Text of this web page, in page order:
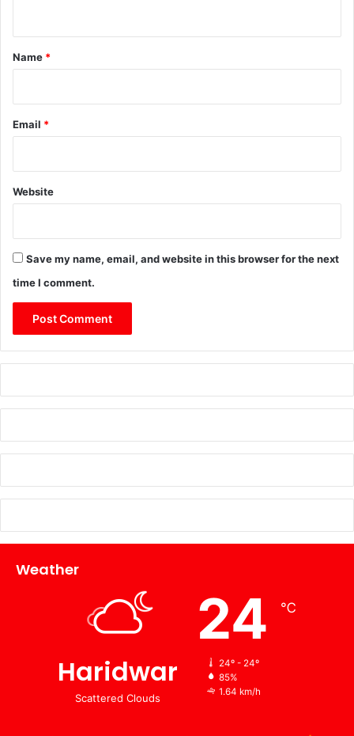
*
Name *
Email *
Website
Save my name, email, and website in this browser for the next
time I comment.
Weather
Haridwar
Scattered Clouds
24 ℃
24º - 24º
85%
1.64 km/h